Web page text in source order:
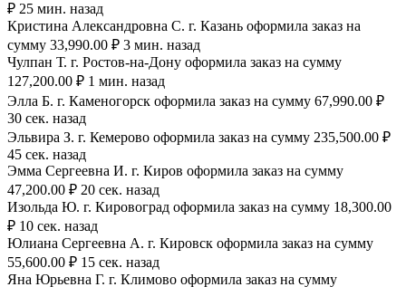
₽ 25 мин. назад
Кристина Александровна С. г. Казань оформила заказ на
сумму 33,990.00 ₽ 3 мин. назад
Чулпан Т. г. Ростов-на-Дону оформила заказ на сумму
127,200.00 ₽ 1 мин. назад
Элла Б. г. Каменогорск оформила заказ на сумму 67,990.00 ₽
30 сек. назад
Эльвира З. г. Кемерово оформила заказ на сумму 235,500.00 ₽
45 сек. назад
Эмма Сергеевна И. г. Киров оформила заказ на сумму
47,200.00 ₽ 20 сек. назад
Изольда Ю. г. Кировоград оформила заказ на сумму 18,300.00
₽ 10 сек. назад
Юлиана Сергеевна А. г. Кировск оформила заказ на сумму
55,600.00 ₽ 15 сек. назад
Яна Юрьевна Г. г. Климово оформила заказ на сумму